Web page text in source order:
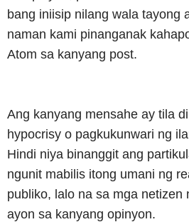
bang iniisip nilang wala tayong
naman kami pinanganak
Atom sa kanyang post.
Ang kanyang mensahe ay tila
hypocrisy o pagkukunwari ng
Hindi niya binanggit ang
ngunit mabilis itong umani ng
publiko, lalo na sa mga netizen
ayon sa kanyang opinyon.